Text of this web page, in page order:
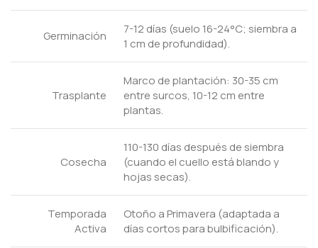
Germinación
7-12 días (suelo 16-24°C; siembra a
1 cm de profundidad).
Trasplante
Marco de plantación: 30-35 cm
entre surcos, 10-12 cm entre
plantas.
Cosecha
110-130 días después de siembra
(cuando el cuello está blando y
hojas secas).
Temporada
Activa
Otoño a Primavera (adaptada a
días cortos para bulbificación).